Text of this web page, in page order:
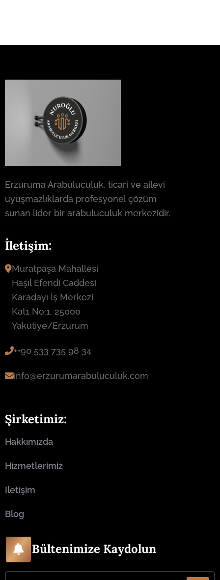
Erzuruma Arabuluculuk, ticari ve ailevi
uyuşmazlıklarda profesyonel çözüm
sunan lider bir arabuluculuk merkezidir.
İletişim:
Muratpaşa Mahallesi
Haşıl Efendi Caddesi
Karadayı İş Merkezi
Kat1 No:1, 25000
Yakutiye/Erzurum
++90 533 735 98 34
info@erzurumarabuluculuk.com
Şirketimiz:
Hakkımızda
Hizmetlerimiz
Iletişim
Blog
Bültenimize Kaydolun